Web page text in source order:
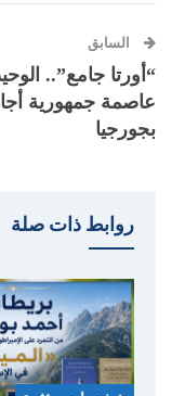
السابق
“أورتا جامع”..
عاصمة جمهورية
بجورجيا
روابط ذات صلة